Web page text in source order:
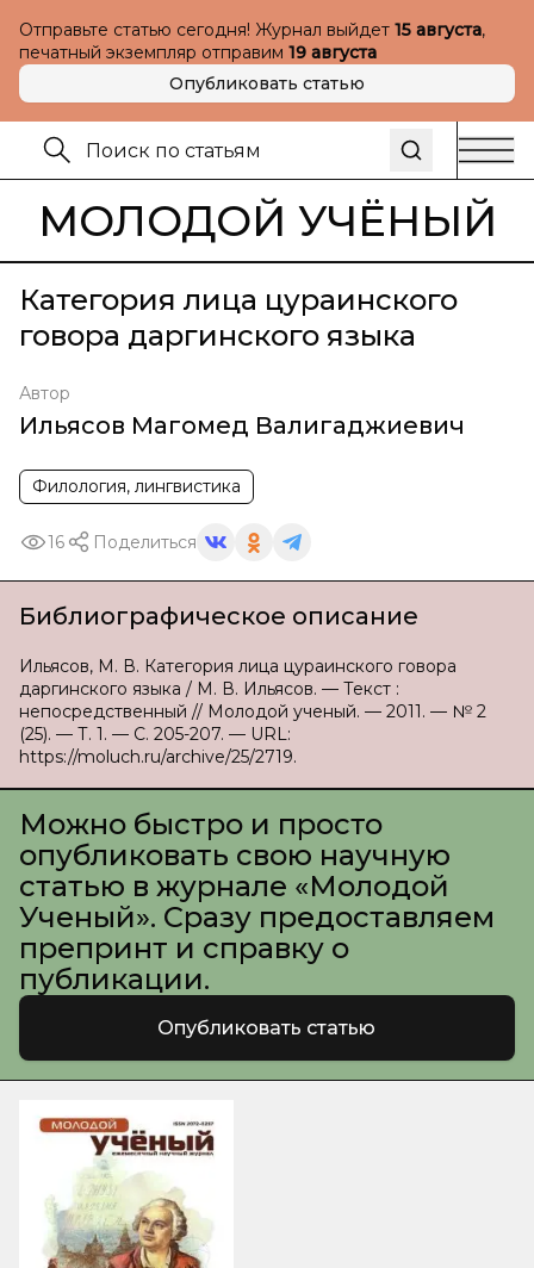
Отправьте статью сегодня! Журнал выйдет 15 августа,
печатный экземпляр отправим 19 августа
Опубликовать статью
МОЛОДОЙ УЧЁНЫЙ
Категория лица цураинского
говора даргинского языка
Автор
Ильясов Магомед Валигаджиевич
Филология, лингвистика
16 Поделиться
Библиографическое описание
Ильясов, М. В. Категория лица цураинского говора
даргинского языка / М. В. Ильясов. — Текст :
непосредственный // Молодой ученый. — 2011. — № 2
(25). — Т. 1. — С. 205-207. — URL:
https://moluch.ru/archive/25/2719.
Можно быстро и просто
опубликовать свою научную
статью в журнале «Молодой
Ученый». Сразу предоставляем
препринт и справку о
публикации.
Опубликовать статью